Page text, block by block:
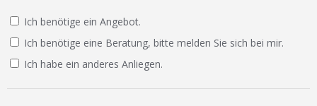
FAQ
Lexikon
Ist Ihre Werkstatt schon dabei?
Ich benötige ein Angebot.
Ich benötige eine Beratung, bitte melden Sie sich bei mir.
Ich habe ein anderes Anliegen.